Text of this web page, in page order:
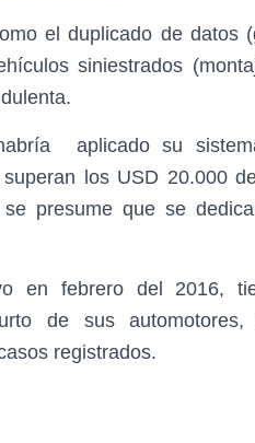
el duplicado de datos
siniestrados
aplicado su
los USD 20.000
presume que se
en febrero del 2016,
de sus automotores,
registrados.